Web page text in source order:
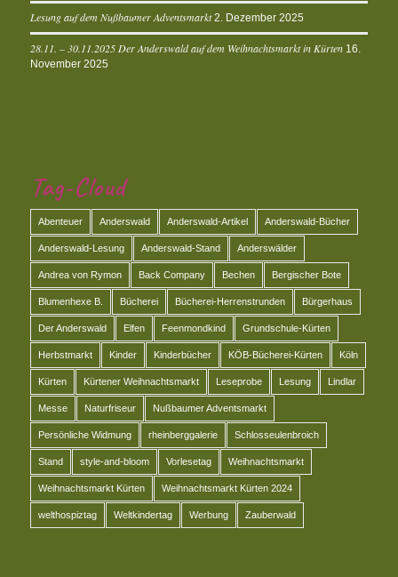
Lesung auf dem Nußbaumer Adventsmarkt 2. Dezember 2025
28.11. – 30.11.2025 Der Anderswald auf dem Weihnachtsmarkt in Kürten 16.
November 2025
Tag-Cloud
Abenteuer Anderswald Anderswald-Artikel Anderswald-Bücher
Anderswald-Lesung Anderswald-Stand Anderswälder
Andrea von Rymon Back Company Bechen Bergischer Bote
Blumenhexe B. Bücherei Bücherei-Herrenstrunden Bürgerhaus
Der Anderswald Elfen Feenmondkind Grundschule-Kürten
Herbstmarkt Kinder Kinderbücher KÖB-Bücherei-Kürten Köln
Kürten Kürtener Weihnachtsmarkt Leseprobe Lesung Lindlar
Messe Naturfriseur Nußbaumer Adventsmarkt
Persönliche Widmung rheinberggalerie Schlosseulenbroich
Stand style-and-bloom Vorlesetag Weihnachtsmarkt
Weihnachtsmarkt Kürten Weihnachtsmarkt Kürten 2024
welthospiztag Weltkindertag Werbung Zauberwald